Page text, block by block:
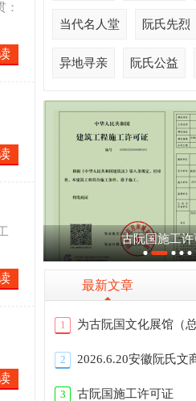
当代名人堂 阮氏先烈
异地寻亲 阮氏公益
古阮国施工许
最新文章
1 为古阮国文化展馆（
2 2026.6.20安徽阮氏文
3 古阮国施工许可证